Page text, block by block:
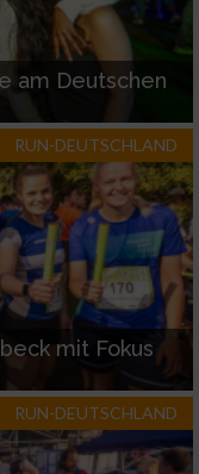
am Deutschen
RUN-DEUTSCHLAND
mit Fokus
RUN-DEUTSCHLAND